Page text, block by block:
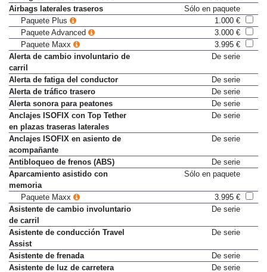
Airbags laterales delanteros
De serie
Airbags laterales traseros
Sólo en paquete
Paquete Plus
1.000 €
Paquete Advanced
3.000 €
Paquete Maxx
3.995 €
Alerta de cambio involuntario de
carril
Alerta de fatiga del conductor
De serie
Alerta de tráfico trasero
De serie
Alerta sonora para peatones
De serie
Anclajes ISOFIX con Top Tether
en plazas traseras laterales
Anclajes ISOFIX en asiento de
acompañante
Antibloqueo de frenos (ABS)
De serie
Aparcamiento asistido con
memoria
Paquete Maxx
3.995 €
Asistente de cambio involuntario
de carril
Asistente de conducción Travel
Assist
Asistente de frenada
De serie